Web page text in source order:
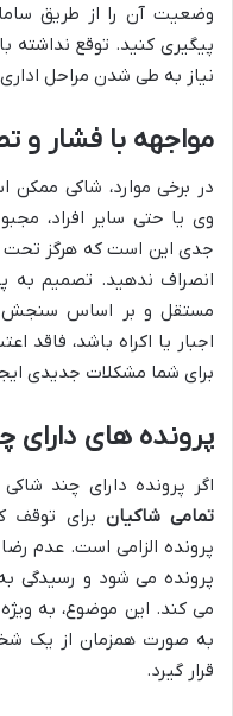
وضعیت آن را از طریق
پیگیری کنید. توقع نداشته
نیاز به طی شدن مراحل
مواجهه با فشار و
در برخی موارد، شاکی
وی یا حتی سایر افراد،
جدی این است که هرگز تحت
انصراف ندهید. تصمیم به
مستقل و بر اساس سنجش
اجبار یا اکراه باشد، فاقد
برای شما مشکلات جدیدی
پرونده های دارای
اگر پرونده دارای چند
تمامی شاکیان برای توقف
پرونده الزامی است. عدم
پرونده می شود و رسیدگی
می کند. این موضوع، به
به صورت همزمان از یک
قرار گیرد.